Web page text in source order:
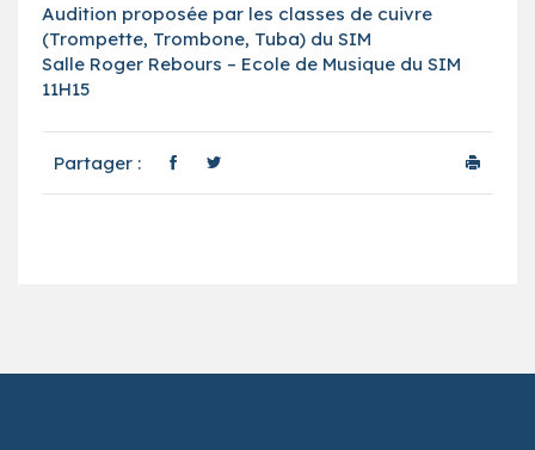
Audition proposée par les classes de cuivre
(Trompette, Trombone, Tuba) du SIM
Salle Roger Rebours – Ecole de Musique du SIM
11H15
Partager :